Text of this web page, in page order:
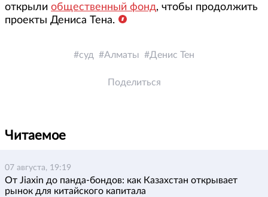
открыли общественный фонд, чтобы продолжить
проекты Дениса Тена.
суд Алматы Денис Тен
Поделиться
Читаемое
07 августа, 19:19
От Jiaxin до панда-бондов: как Казахстан открывает
рынок для китайского капитала